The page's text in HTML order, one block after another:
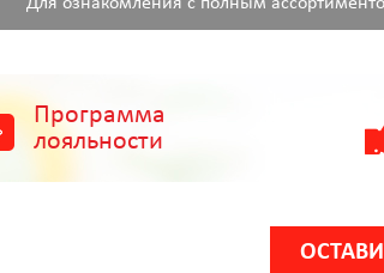
Программа
лояльности